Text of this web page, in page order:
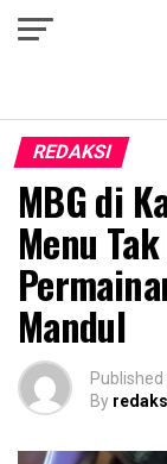
REDAKSI
MBG di
Menu
Mandul
Published
By